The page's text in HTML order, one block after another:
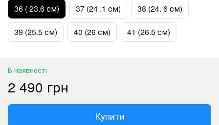
36 ( 23.6 см) 37 (24 .1 см) 38 (24. 6 см)
39 (25.5 см) 40 (26 см) 41 (26.5 см)
В наявності
2 490 грн
Купити